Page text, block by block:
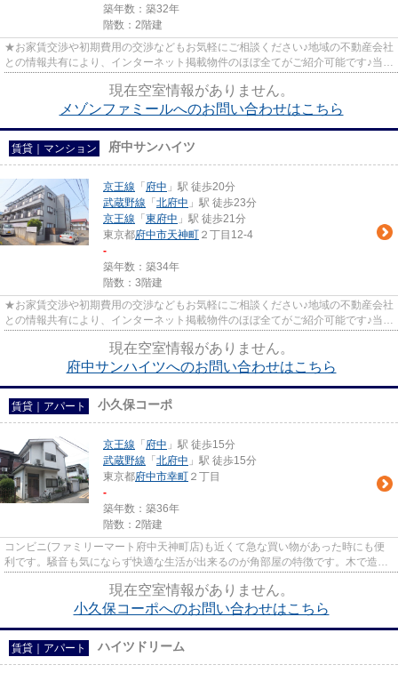
築年数：築32年
階数：2階建
★お家賃交渉や初期費用の交渉などもお気軽にご相談ください♪地域の不動産会社
との情報共有により、インターネット掲載物件のほぼ全てがご紹介可能です♪当店
現在空室情報がありません。
メゾンファミールへのお問い合わせはこちら
賃貸｜マンション 府中サンハイツ
京王線 「 府中 」駅 徒歩20分
武蔵野線 「 北府中 」駅 徒歩23分
京王線 「 東府中 」駅 徒歩21分
東京都府中市天神町 ２丁目12-4
-
築年数：築34年
階数：3階建
★お家賃交渉や初期費用の交渉などもお気軽にご相談ください♪地域の不動産会社
との情報共有により、インターネット掲載物件のほぼ全てがご紹介可能です♪当店
現在空室情報がありません。
府中サンハイツへのお問い合わせはこちら
賃貸｜アパート 小久保コーポ
京王線 「 府中 」駅 徒歩15分
武蔵野線 「 北府中 」駅 徒歩15分
東京都府中市幸町 ２丁目
-
築年数：築36年
階数：2階建
コンビニ(ファミリーマート府中天神町店)も近くて急な買い物があった時にも便
利です。騒音も気にならず快適な生活が出来るのが角部屋の特徴です。木で造ら
現在空室情報がありません。
小久保コーポへのお問い合わせはこちら
賃貸｜アパート ハイツドリーム